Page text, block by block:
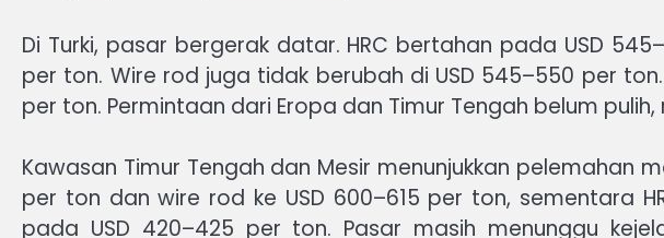
Di Turki, pasar bergerak datar. HRC bertahan pada USD
per ton. Wire rod juga tidak berubah di USD 545–550 per
per ton. Permintaan dari Eropa dan Timur Tengah belum
Kawasan Timur Tengah dan Mesir menunjukkan pelemahan
per ton dan wire rod ke USD 600–615 per ton, sementara
pada USD 420–425 per ton. Pasar masih menunggu